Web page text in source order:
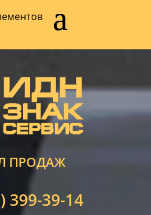
ПРОДАЖ
399-39-14